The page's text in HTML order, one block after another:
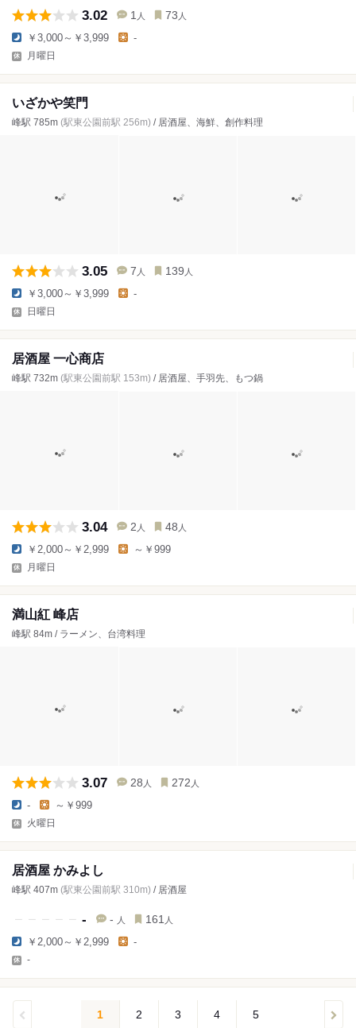
3.02 1 人 73 人
￥3,000～￥3,999 -
月曜日
いざかや笑門
峰駅 785m (駅東公園前駅 256m) / 居酒屋、海鮮、創作料理
3.05 7 人 139 人
￥3,000～￥3,999 -
日曜日
居酒屋 一心商店
峰駅 732m (駅東公園前駅 153m) / 居酒屋、手羽先、もつ鍋
3.04 2 人 48 人
￥2,000～￥2,999 ～￥999
月曜日
満山紅 峰店
峰駅 84m / ラーメン、台湾料理
3.07 28 人 272 人
- ～￥999
火曜日
居酒屋 かみよし
峰駅 407m (駅東公園前駅 310m) / 居酒屋
- - 人 161 人
￥2,000～￥2,999 -
-
1 2 3 4 5